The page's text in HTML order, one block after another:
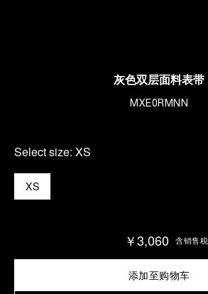
灰色双层面料表带
MXE0RMNN
Select size: XS
XS
￥3,060 含销售税
添加至购物车